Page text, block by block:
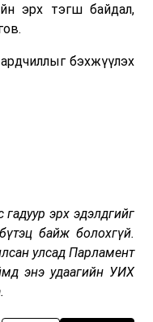
эрх тэгш байдал,
бэхжүүлэх
эрх эдэлдгийг
байж болохгүй.
улсад Парламент
энэ удаагийн УИХ